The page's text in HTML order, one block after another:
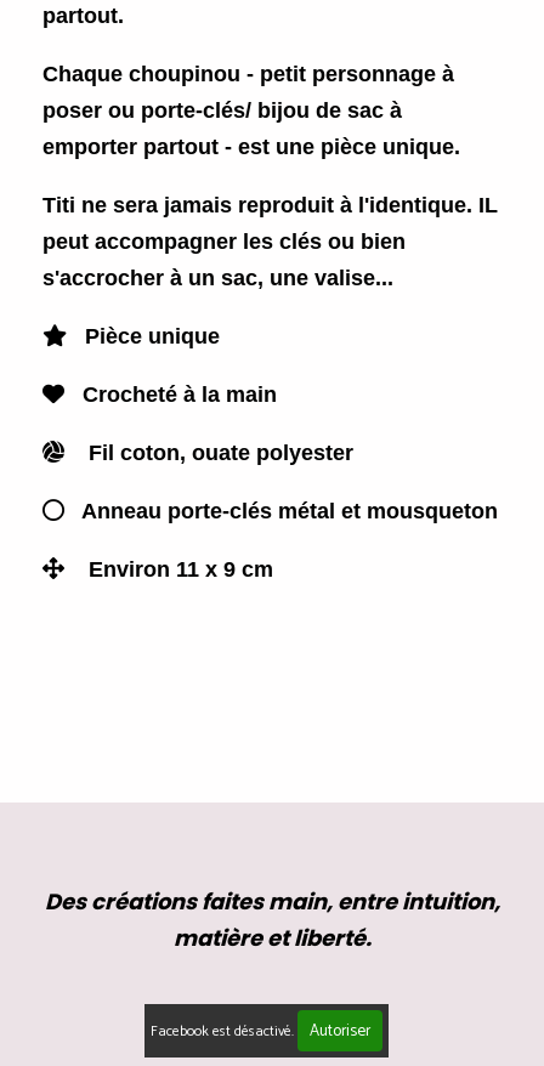
partout.
Chaque choupinou - petit personnage à
poser ou porte-clés/ bijou de sac à
emporter partout - est une pièce unique.
Titi ne sera jamais reproduit à l'identique. IL
peut accompagner les clés ou bien
s'accrocher à un sac, une valise...
 Pièce unique
 Crocheté à la main
 Fil coton, ouate polyester
 Anneau porte-clés métal et mousqueton
 Environ 11 x 9 cm
Des créations faites main, entre intuition,
matière et liberté.
Facebook est désactivé. Autoriser